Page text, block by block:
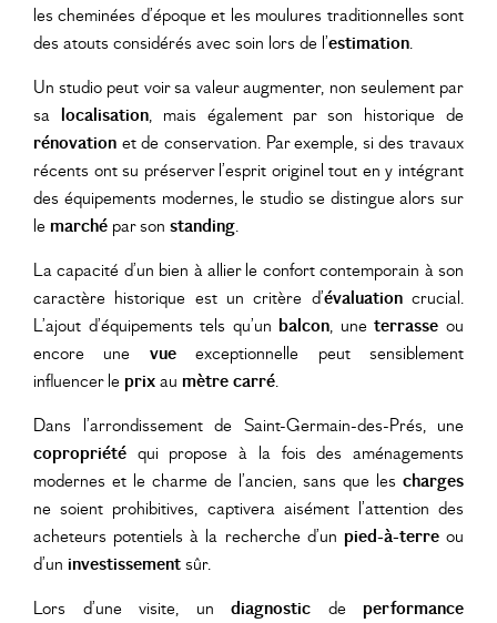
les cheminées d’époque et les moulures traditionnelles sont
des atouts considérés avec soin lors de l’estimation.
Un studio peut voir sa valeur augmenter, non seulement par
sa localisation, mais également par son historique de
rénovation et de conservation. Par exemple, si des travaux
récents ont su préserver l’esprit originel tout en y intégrant
des équipements modernes, le studio se distingue alors sur
le marché par son standing.
La capacité d’un bien à allier le confort contemporain à son
caractère historique est un critère d’évaluationcrucial.
L’ajout d’équipements tels qu’un balcon, uneterrasse ou
encore une vueexceptionnelle peut sensiblement
influencer le prix au mètre carré.
Dans l’arrondissement de Saint-Germain-des-Prés, une
copropriété qui propose à la fois des aménagements
modernes et le charme de l’ancien, sans que les charges
ne soient prohibitives, captivera aisément l’attention des
acheteurs potentiels à la recherche d’un pied-à-terreou
d’un investissement sûr.
Lors d’une visite, un diagnostic de performance